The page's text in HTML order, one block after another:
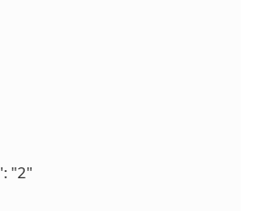
channel = 结果)